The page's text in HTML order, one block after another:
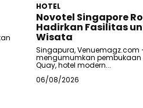
HOTEL
Novotel Singapore
Hadirkan Fasilitas
Wisata
Singapura,
mengumumkan pembukaan
Quay, hotel modern...
06/08/2026